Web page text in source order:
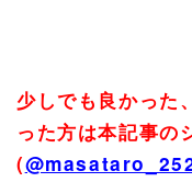
少しでも良かった
った方は本記事の
(